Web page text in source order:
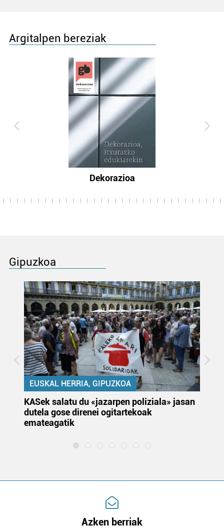
Argitalpen bereziak
Dekorazioa
Gipuzkoa
EUSKAL HERRIA, GIPUZKOA
KASek salatu du «jazarpen poliziala» jasan
dutela gose direnei ogitartekoak
emateagatik
Azken berriak